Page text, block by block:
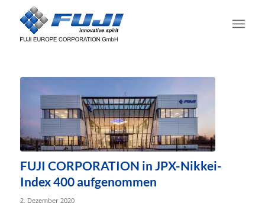
FUJI CORPORATION in JPX-Nikkei-
Index 400 aufgenommen
2. Dezember 2020